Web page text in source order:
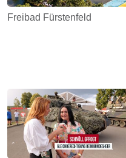
Freibad Fürstenfeld